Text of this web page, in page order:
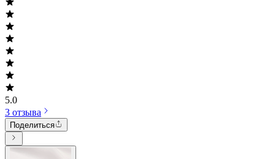
5.0
3 отзыва
Поделиться